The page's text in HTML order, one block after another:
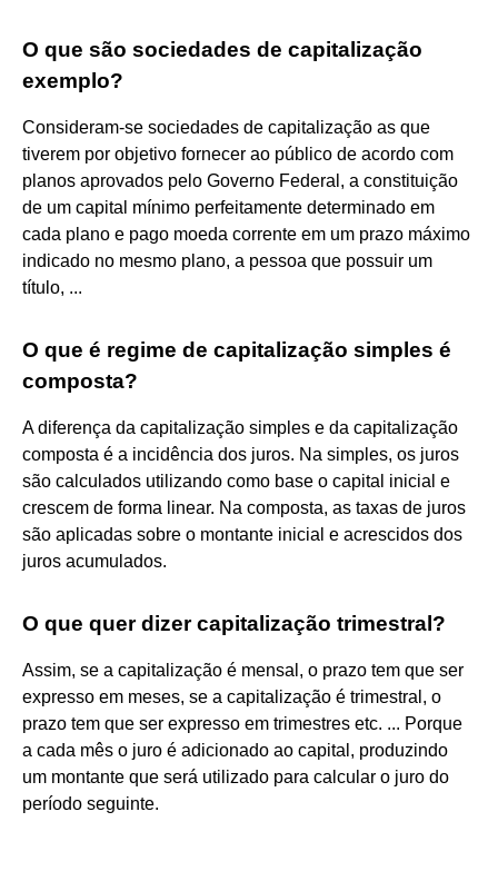
O que são sociedades de capitalização
exemplo?
Consideram-se sociedades de capitalização as que
tiverem por objetivo fornecer ao público de acordo com
planos aprovados pelo Governo Federal, a constituição
de um capital mínimo perfeitamente determinado em
cada plano e pago moeda corrente em um prazo máximo
indicado no mesmo plano, a pessoa que possuir um
título, ...
O que é regime de capitalização simples é
composta?
A diferença da capitalização simples e da capitalização
composta é a incidência dos juros. Na simples, os juros
são calculados utilizando como base o capital inicial e
crescem de forma linear. Na composta, as taxas de juros
são aplicadas sobre o montante inicial e acrescidos dos
juros acumulados.
O que quer dizer capitalização trimestral?
Assim, se a capitalização é mensal, o prazo tem que ser
expresso em meses, se a capitalização é trimestral, o
prazo tem que ser expresso em trimestres etc. ... Porque
a cada mês o juro é adicionado ao capital, produzindo
um montante que será utilizado para calcular o juro do
período seguinte.